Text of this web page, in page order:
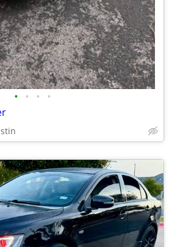
• • • •